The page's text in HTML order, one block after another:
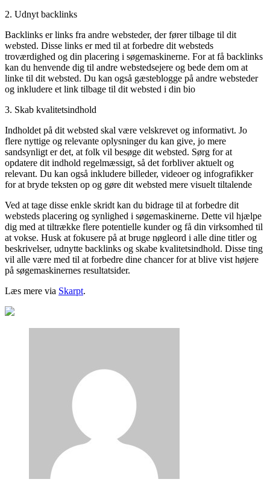
2. Udnyt backlinks
Backlinks er links fra andre websteder, der fører tilbage til dit
websted. Disse links er med til at forbedre dit websteds
troværdighed og din placering i søgemaskinerne. For at få backlinks
kan du henvende dig til andre webstedsejere og bede dem om at
linke til dit websted. Du kan også gæsteblogge på andre websteder
og inkludere et link tilbage til dit websted i din bio
3. Skab kvalitetsindhold
Indholdet på dit websted skal være velskrevet og informativt. Jo
flere nyttige og relevante oplysninger du kan give, jo mere
sandsynligt er det, at folk vil besøge dit websted. Sørg for at
opdatere dit indhold regelmæssigt, så det forbliver aktuelt og
relevant. Du kan også inkludere billeder, videoer og infografikker
for at bryde teksten op og gøre dit websted mere visuelt tiltalende
Ved at tage disse enkle skridt kan du bidrage til at forbedre dit
websteds placering og synlighed i søgemaskinerne. Dette vil hjælpe
dig med at tiltrække flere potentielle kunder og få din virksomhed til
at vokse. Husk at fokusere på at bruge nøgleord i alle dine titler og
beskrivelser, udnytte backlinks og skabe kvalitetsindhold. Disse ting
vil alle være med til at forbedre dine chancer for at blive vist højere
på søgemaskinernes resultatsider.
Læs mere via Skarpt.